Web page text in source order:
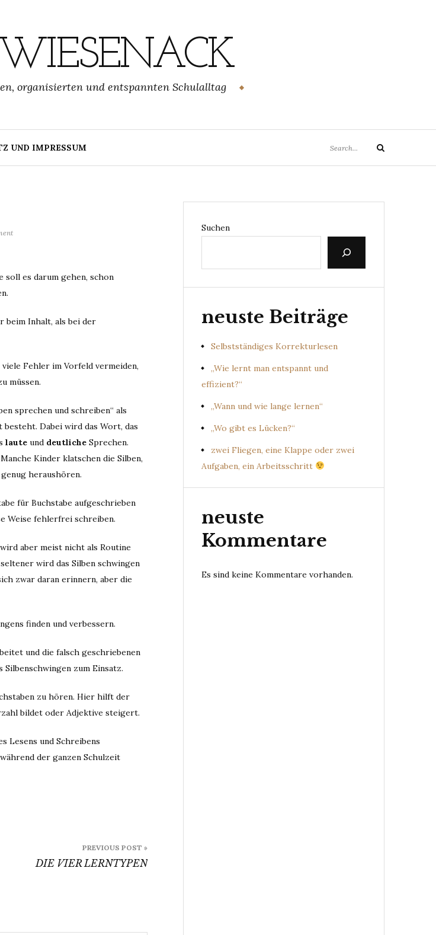
organisierten und entspannten Schulalltag
UND IMPRESSUM
for:
Search
on
es darum gehen, schon
beim Inhalt, als bei der
Fehler im Vorfeld vermeiden,
müssen.
sprechen und schreiben“ als
Dabei wird das Wort, das
laute und deutliche Sprechen.
Kinder klatschen die Silben,
heraushören.
für Buchstabe aufgeschrieben
Weise fehlerfrei schreiben.
aber meist nicht als Routine
wird das Silben schwingen
zwar daran erinnern, aber die
finden und verbessern.
und die falsch geschriebenen
zum Einsatz.
zu hören. Hier hilft der
bildet oder Adjektive steigert.
Lesens und Schreibens
der ganzen Schulzeit
PREVIOUS POST »
DIE VIER LERNTYPEN
Suchen
neuste Beiträge
Selbstständiges Korrekturlesen
„Wie lernt man entspannt und
effizient?“
„Wann und wie lange lernen“
„Wo gibt es Lücken?“
zwei Fliegen, eine Klappe oder zwei
Aufgaben, ein Arbeitsschritt
neuste
Kommentare
Es sind keine Kommentare vorhanden.